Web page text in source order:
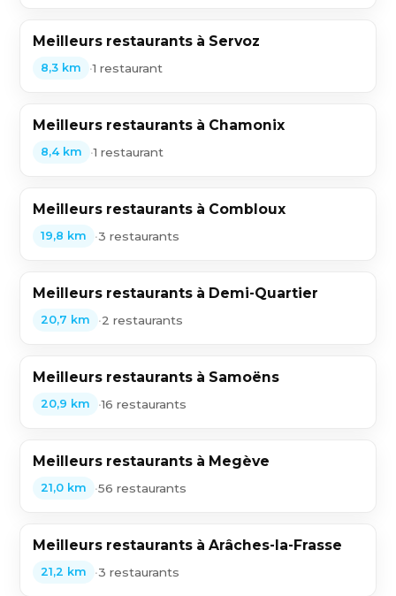
Meilleurs restaurants à Servoz
8,3 km •1 restaurant
Meilleurs restaurants à Chamonix
8,4 km •1 restaurant
Meilleurs restaurants à Combloux
19,8 km •3 restaurants
Meilleurs restaurants à Demi-Quartier
20,7 km •2 restaurants
Meilleurs restaurants à Samoëns
20,9 km •16 restaurants
Meilleurs restaurants à Megève
21,0 km •56 restaurants
Meilleurs restaurants à Arâches-la-Frasse
21,2 km •3 restaurants